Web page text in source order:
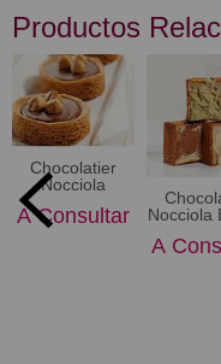
Productos
Chocolatier
Nocciola
A Consultar
Nocciola
A